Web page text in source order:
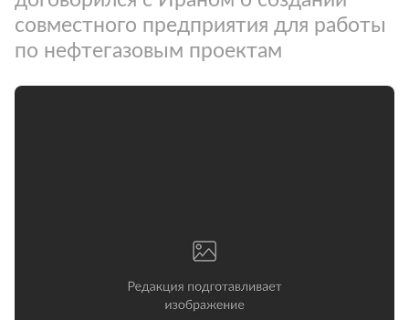
совместного предприятия для работы
по нефтегазовым проектам